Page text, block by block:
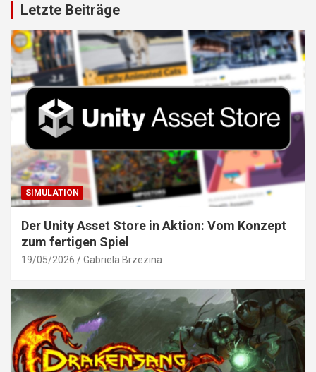
Letzte Beiträge
SIMULATION
Der Unity Asset Store in Aktion: Vom Konzept
zum fertigen Spiel
19/05/2026 Gabriela Brzezina